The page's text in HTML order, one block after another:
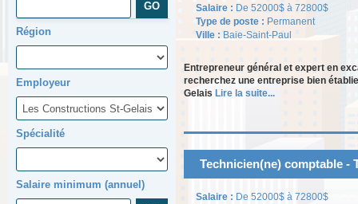
Région
Employeur
Spécialité
Salaire minimum (annuel)
Salaire : De 52000$ à 72800$
Type de poste : Permanent
Ville : Baie-Saint-Paul
Entrepreneur général et expert en
recherchez une entreprise bien
Gelais Lire la suite...
Technicien(ne) comptable -
Salaire : De 52000$ à 72800$